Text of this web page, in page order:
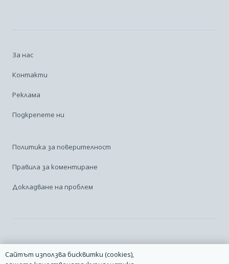
За нас
Контакти
Реклама
Подкрепете ни
Политика за поверителност
Правила за коментиране
Докладване на проблем
Facebook Linkedin Карта на сайта
Сайтът използва бисквитки (cookies),